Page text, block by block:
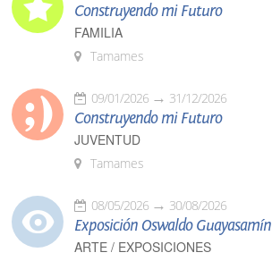
Construyendo mi Futuro
FAMILIA
Tamames
09/01/2026 31/12/2026
Construyendo mi Futuro
JUVENTUD
Tamames
08/05/2026 30/08/2026
Exposición Oswaldo Guayasamín
ARTE / EXPOSICIONES